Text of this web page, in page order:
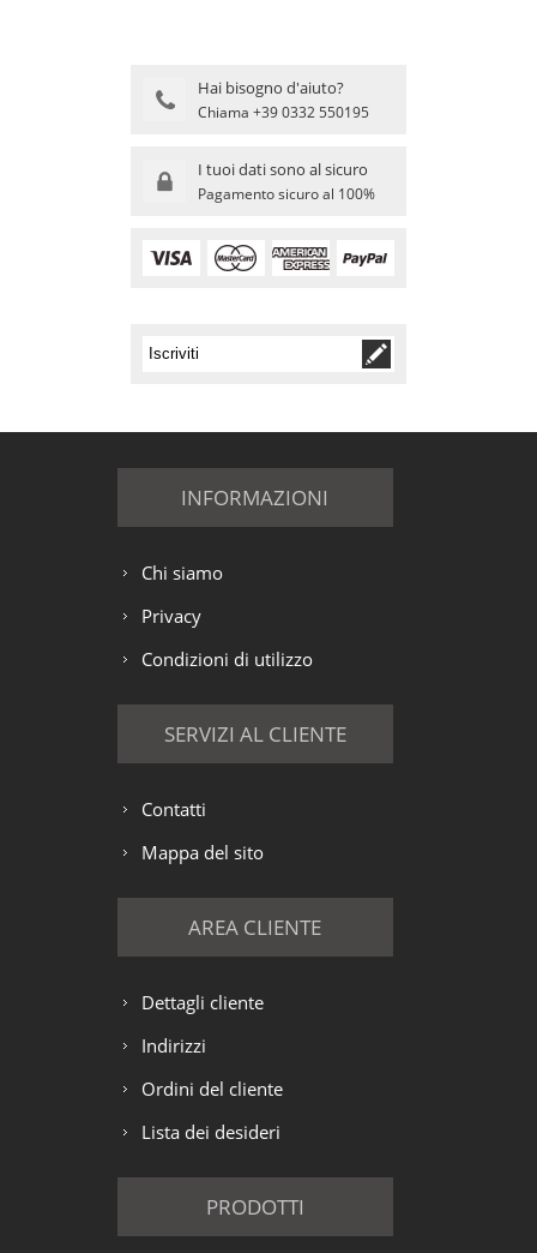
Hai bisogno d'aiuto?
Chiama +39 0332 550195
I tuoi dati sono al sicuro
Pagamento sicuro al 100%
INFORMAZIONI
Chi siamo
Privacy
Condizioni di utilizzo
SERVIZI AL CLIENTE
Contatti
Mappa del sito
AREA CLIENTE
Dettagli cliente
Indirizzi
Ordini del cliente
Lista dei desideri
PRODOTTI